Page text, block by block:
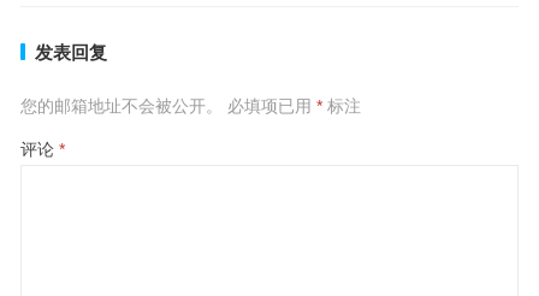
发表回复
您的邮箱地址不会被公开。 必填项已用 *标注
评论 *